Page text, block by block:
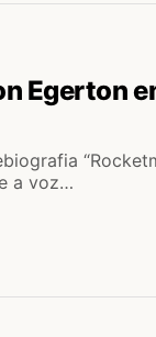
Egerton
a voz…